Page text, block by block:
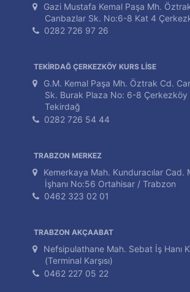
Gazi Mustafa Kemal Paşa Mh.
Canbazlar Sk. No:6-8 Kat 4
0282 726 97 26
TEKİRDAĞ ÇERKEZKÖY KURS LİSE
G.M. Kemal Paşa Mh. Öztrak Cd.
Sk. Burak Plaza No: 6-8 Çerkezköy
Tekirdağ
0282 726 54 44
TRABZON MERKEZ
Kemerkaya Mah. Kunduracılar Cad.
İşhanı No:56 Ortahisar / Trabzon
0462 323 02 01
TRABZON AKÇAABAT
Nefsipulathane Mah. Sebat İş Hanı
(Terminal Karşısı)
0462 227 05 22